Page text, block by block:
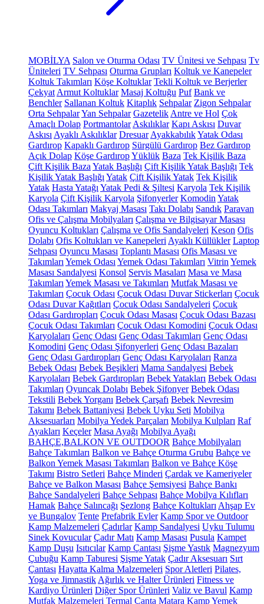
MOBİLYA Salon ve Oturma Odası TV Ünitesi ve Sehpası Tv
Üniteleri TV Sehpası Oturma Grupları Koltuk ve Kanepeler
Koltuk Takımları Köşe Koltuklar Tekli Koltuk ve Berjerler
Çekyat Armut Koltuklar Masaj Koltuğu Puf Bank ve
Benchler Sallanan Koltuk Kitaplık Sehpalar Zigon Sehpalar
Orta SehpalarYan Sehpalar Gazetelik Antre ve Hol Çok
Amaçlı Dolap Portmantolar Askılıklar Kapı Askısı Duvar
Askısı Ayaklı Askılıklar Dresuar AyakkabılıkYatak Odası
Gardırop Kapaklı Gardırop Sürgülü Gardırop Bez Gardırop
Açık Dolap Köşe GardıropYüklük Baza Tek Kişilik Baza
Çift Kişilik Baza Yatak Başlığı Çift Kişilik Yatak Başlığı Tek
Kişilik Yatak Başlığı Yatak Çift Kişilik Yatak Tek Kişilik
Yatak Hasta Yatağı Yatak Pedi & Şiltesi Karyola Tek Kişilik
Karyola Çift Kişilik Karyola Şifonyerler Komodin Yatak
Odası Takımları Makyaj Masası Takı Dolabı Sandık Paravan
Ofis ve Çalışma Mobilyaları Çalışma ve Bilgisayar Masası
Oyuncu Koltukları Çalışma ve Ofis Sandalyeleri Keson Ofis
Dolabı Ofis Koltukları ve Kanepeleri Ayaklı Küllükler Laptop
Sehpası Oyuncu Masası Toplantı Masası Ofis Masası ve
Takımları Yemek Odası Yemek Odası Takımları Vitrin Yemek
Masası Sandalyesi Konsol Servis Masaları Masa ve Masa
Takımları Yemek Masası ve Takımları Mutfak Masası ve
Takımları Çocuk Odası Çocuk Odası Duvar Stickerları Çocuk
Odası Duvar Kağıtları Çocuk Odası Sandalyeleri Çocuk
Odası Gardıropları Çocuk Odası Masası Çocuk Odası Bazası
Çocuk Odası Takımları Çocuk Odası Komodini Çocuk Odası
Karyolaları Genç Odası Genç Odası Takımları Genç Odası
Komodini Genç Odası Şifonyerleri Genç Odası Bazaları
Genç Odası Gardıropları Genç Odası Karyolaları Ranza
Bebek Odası Bebek Beşikleri Mama Sandalyesi Bebek
Karyolaları Bebek Gardıropları Bebek Yatakları Bebek Odası
Takımları Oyuncak Dolabı Bebek Şifonyer Bebek Odası
Tekstili Bebek Yorganı Bebek Çarşafı Bebek Nevresim
Takımı Bebek Battaniyesi Bebek Uyku Seti Mobilya
Aksesuarları Mobilya Yedek Parçaları Mobilya Kulpları Raf
Ayakları Keçeler Masa Ayağı Mobilya Ayağı
BAHÇE,BALKON VE OUTDOOR Bahçe Mobilyaları
Bahçe Takımları Balkon ve Bahçe Oturma Grubu Bahçe ve
Balkon Yemek Masası Takımları Balkon ve Bahçe Köşe
Takımı Bistro Setleri Bahçe Minderi Çardak ve Kameriyeler
Bahçe ve Balkon Masası Bahçe Şemsiyesi Bahçe Bankı
Bahçe Sandalyeleri Bahçe Sehpası Bahçe Mobilya Kılıfları
Hamak Bahçe Salıncağı Şezlong Bahçe Koltukları Ahşap Ev
ve Bungalov Tente Prefabrik Evler Kamp Spor ve Outdoor
Kamp Malzemeleri Çadırlar Kamp Sandalyesi Uyku Tulumu
Sinek Kovucular Çadır Matı Kamp Masası Pusula Kampet
Kamp Duşu Isıtıcılar Kamp Çantası Şişme Yastık Magnezyum
Çubuğu Kamp Taburesi Şişme Yatak Çadır Aksesuarı Sırt
Çantası Hayatta Kalma Malzemeleri Spor Aletleri Pilates,
Yoga ve Jimnastik Ağırlık ve Halter Ürünleri Fitness ve
Kardiyo Ürünleri Diğer Spor Ürünleri Valiz ve Bavul Kamp
Mutfak Malzemeleri Termal Çanta Matara Kamp Yemek